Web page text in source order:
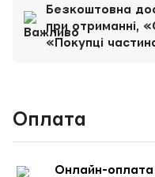
Безкоштовна
при отриманні,
«Покупці
Оплата
Онлайн-